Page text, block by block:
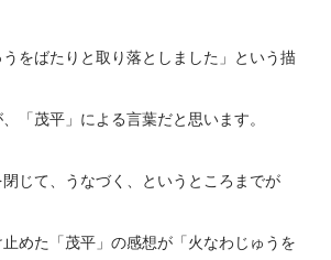
うをばたりと取り落としました」という描
「茂平」による言葉だと思います。
じて、うなづく、というところまでが
めた「茂平」の感想が「火なわじゅうを